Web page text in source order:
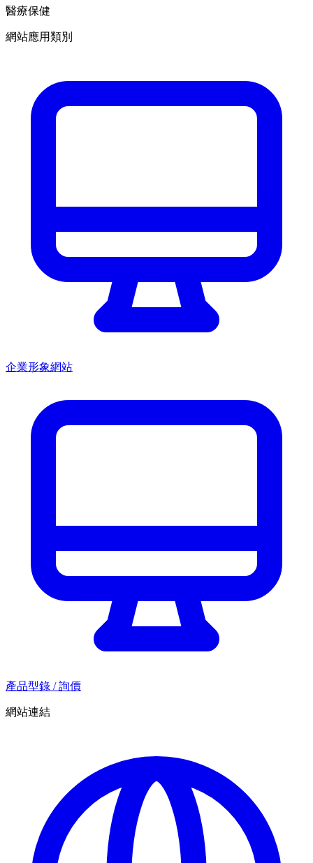
醫療保健
網站應用類別
企業形象網站
產品型錄 / 詢價
網站連結